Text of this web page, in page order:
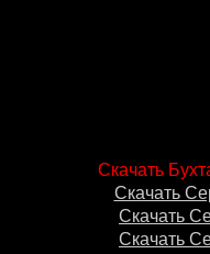
Скачать
Скачать
Скачать
Скачать